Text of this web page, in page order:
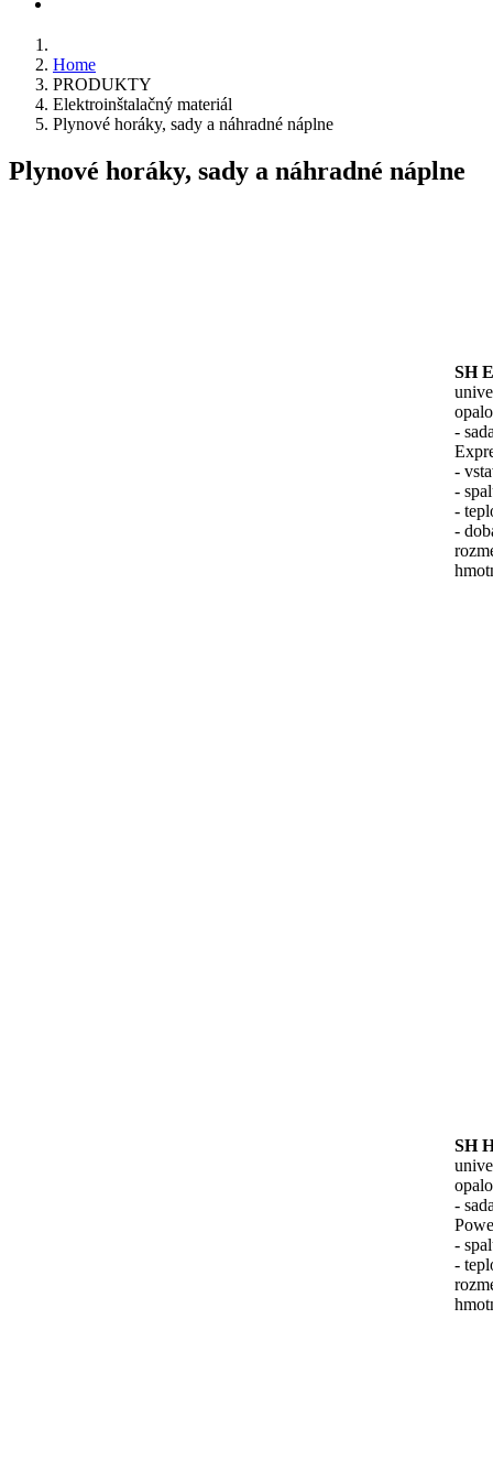
Home
PRODUKTY
Elektroinštalačný materiál
Plynové horáky, sady a náhradné náplne
Plynové horáky, sady a náhradné náplne
SH
-
-
-
-
-
SH
-
-
-